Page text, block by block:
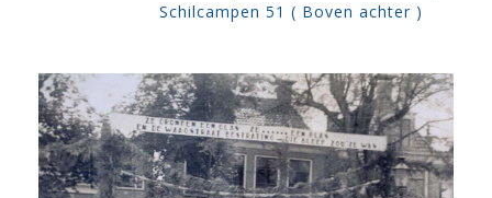
Schilcampen 51 ( Boven achter )